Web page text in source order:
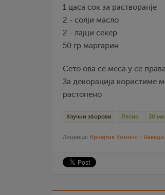
1 цаса сок за растворанје
2 - солји масло
2 - лајци секер
50 гр маргарин
Сето ова се меса у се
За декорација користиме
растопено
Клучни зборови Лесно 30
Лиценца: Криејтив Комонс -